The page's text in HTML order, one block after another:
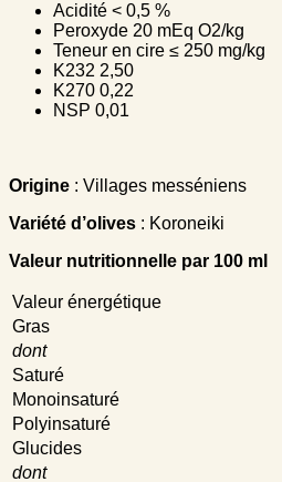
Acidité < 0,5 %
Peroxyde 20 mEq Ο2/kg
Teneur en cire ≤ 250 mg/kg
K232 2,50
K270 0,22
NSP 0,01
Origine : Villages messéniens
Variété d’olives : Koroneiki
Valeur nutritionnelle par 100 ml
Valeur énergétique
Gras
dont
Saturé
Monoinsaturé
Polyinsaturé
Glucides
dont